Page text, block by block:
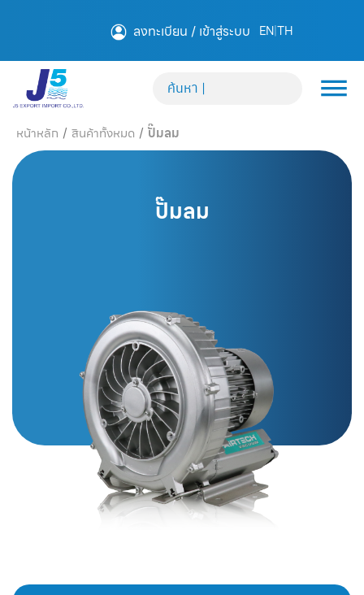
ลงทะเบียน / เข้าสู่ระบบ EN|TH
หน้าหลัก / สินค้าทั้งหมด / ปั๊มลม
ปั๊มลม